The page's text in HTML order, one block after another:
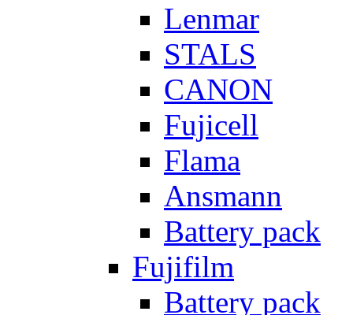
Lenmar
STALS
CANON
Fujicell
Flama
Ansmann
Battery pack
Fujifilm
Battery pack